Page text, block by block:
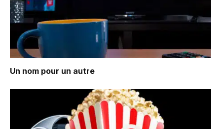
Un nom pour un autre